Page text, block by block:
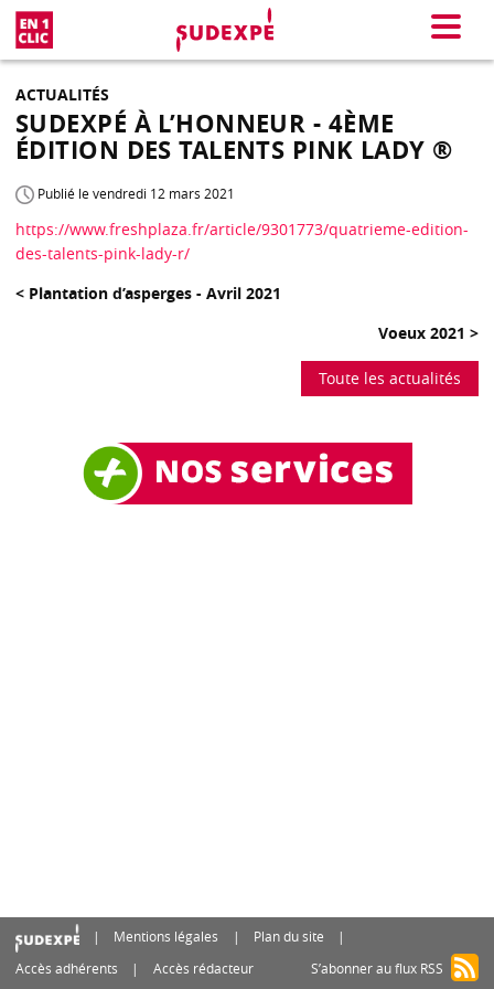
Menu
ACTUALITÉS
SUDEXPÉ À L’HONNEUR - 4ÈME
ÉDITION DES TALENTS PINK LADY ®
Publié le vendredi 12 mars 2021
https://www.freshplaza.fr/article/9301773/quatrieme-edition-
des-talents-pink-lady-r/
< Plantation d’asperges - Avril 2021
Voeux 2021 >
Toute les actualités
Mentions légales
Plan du site
Accès adhérents
Accès rédacteur S’abonner au flux RSS